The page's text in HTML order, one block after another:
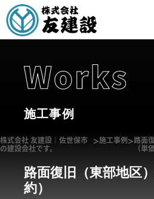
施工事例
株式会社 友建設｜佐世保市
の建設会社です。
>施工事例>路面
（単
路面復旧（東部地区
約）